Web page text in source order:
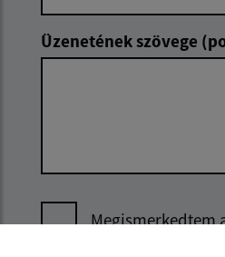
Üzenetének szövege
Megismerkedtem